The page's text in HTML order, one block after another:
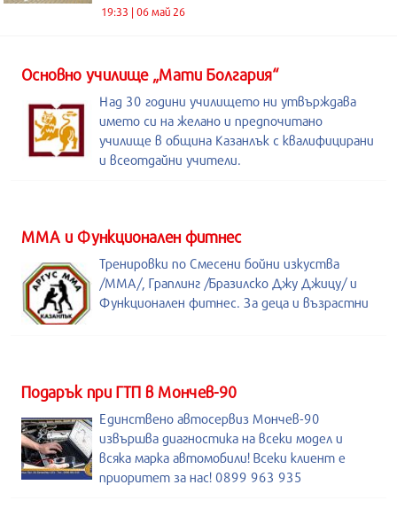
19:33 | 06 май 26
Основно училище „Мати Болгария“
Над 30 години училището ни утвърждава
името си на желано и предпочитано
училище в община Казанлък с квалифицирани
и всеотдайни учители.
ММА и Функционален фитнес
Тренировки по Смесени бойни изкуства
/MMA/, Граплинг /Бразилско Джу Джицу/ и
Функционален фитнес. За деца и възрастни
Подарък при ГТП в Мончев-90
Единствено автосервиз Мончев-90
извършва диагностика на всеки модел и
всяка марка автомобили! Всеки клиент е
приоритет за нас! 0899 963 935